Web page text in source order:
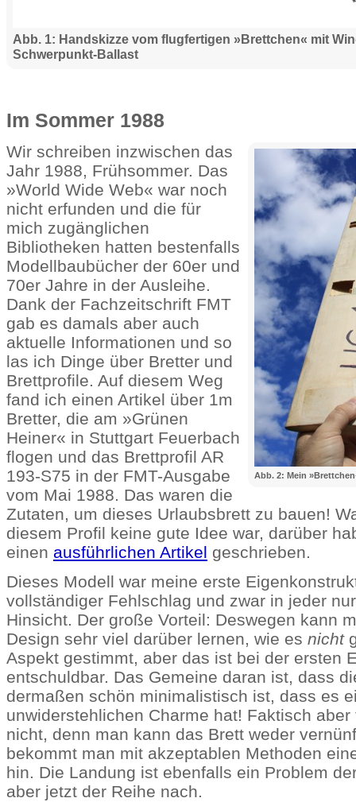
Abb. 1: Handskizze vom flugfertigen »Brettchen« mit
Schwerpunkt-Ballast
Im Sommer 1988
Abb. 2: Mein
Wir schreiben inzwischen das
Jahr 1988, Frühsommer. Das
»World Wide Web« war noch
nicht erfunden und die für
mich zugänglichen
Bibliotheken hatten bestenfalls
Modellbaubücher der 60er und
70er Jahre in der Ausleihe.
Dank der Fachzeitschrift FMT
gab es damals aber auch
aktuelle Informationen und so
las ich Dinge über Bretter und
Brettprofile. Auf diesem Weg
fand ich einen Artikel über 1m
Bretter, die am »Grünen
Heiner« in Stuttgart Feuerbach
flogen und das Brettprofil AR
193-S75 in der FMT-Ausgabe
vom Mai 1988. Das waren die
Zutaten, um dieses Urlaubsbrett zu bauen!
diesem Profil keine gute Idee war, darüber
einen ausführlichen Artikel geschrieben.
Dieses Modell war meine erste
vollständiger Fehlschlag und zwar in jeder
Hinsicht. Der große Vorteil: Deswegen kann
Design sehr viel darüber lernen, wie es nicht
Aspekt gestimmt, aber das ist bei der ersten
entschuldbar. Das Gemeine daran ist, dass
dermaßen schön minimalistisch ist, dass es
unwiderstehlichen Charme hat! Faktisch
nicht, denn man kann das Brett weder
bekommt man mit akzeptablen Methoden
hin. Die Landung ist ebenfalls ein Problem
aber jetzt der Reihe nach.